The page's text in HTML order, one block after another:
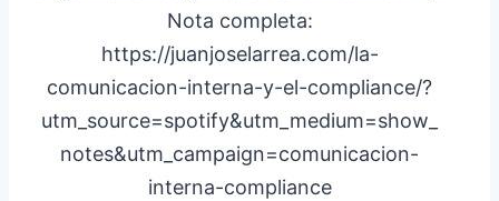
Nota completa:
https://juanjoselarrea.com/la-
comunicacion-interna-y-el-compliance/?
utm_source=spotify&utm_medium=show_
notes&utm_campaign=comunicacion-
interna-compliance